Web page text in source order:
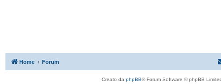
Home Forum
Creato da phpBB® Forum Software © phpBB